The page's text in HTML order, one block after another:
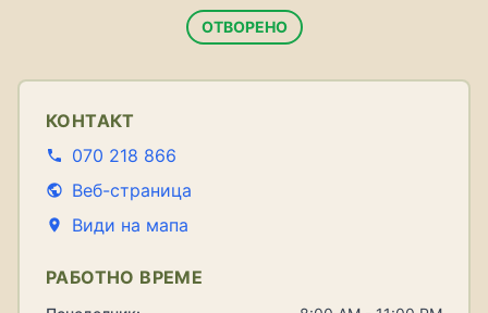
ОТВОРЕНО
КОНТАКТ
070 218 866
Веб-страница
Види на мапа
РАБОТНО ВРЕМЕ